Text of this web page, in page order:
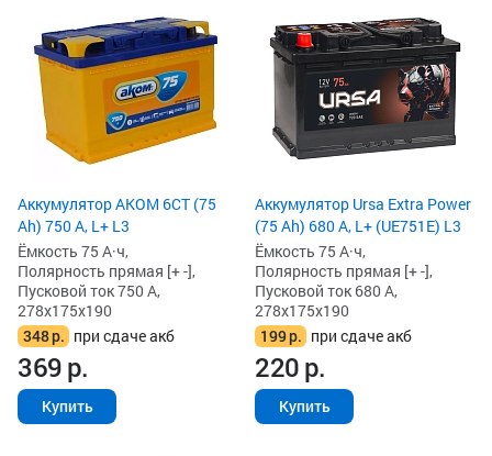
Аккумулятор AKOM 6СТ (75
Ah) 750 А, L+ L3
Ёмкость 75 А·ч,
Полярность прямая [+ -],
Пусковой ток 750 А,
278x175x190
348р. при сдаче акб
369р.
Купить
Аккумулятор Ursa Extra Power
(75 Ah) 680 А, L+ (UE751E) L3
Ёмкость 75 А·ч,
Полярность прямая [+ -],
Пусковой ток 680 А,
278x175x190
199р. при сдаче акб
220р.
Купить